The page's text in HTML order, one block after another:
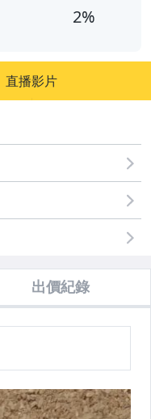
2%
直播影片
出價紀錄